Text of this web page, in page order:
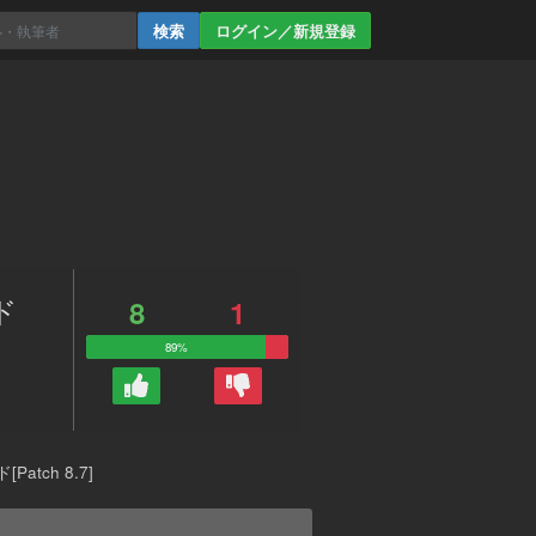
ログイン／新規登録
8 1
89%
[Patch 8.7]